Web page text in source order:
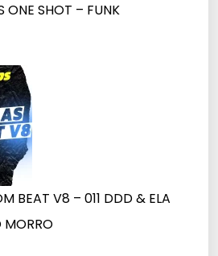
ONE SHOT – FUNK
BEAT V8 – 011 DDD & ELA
MORRO